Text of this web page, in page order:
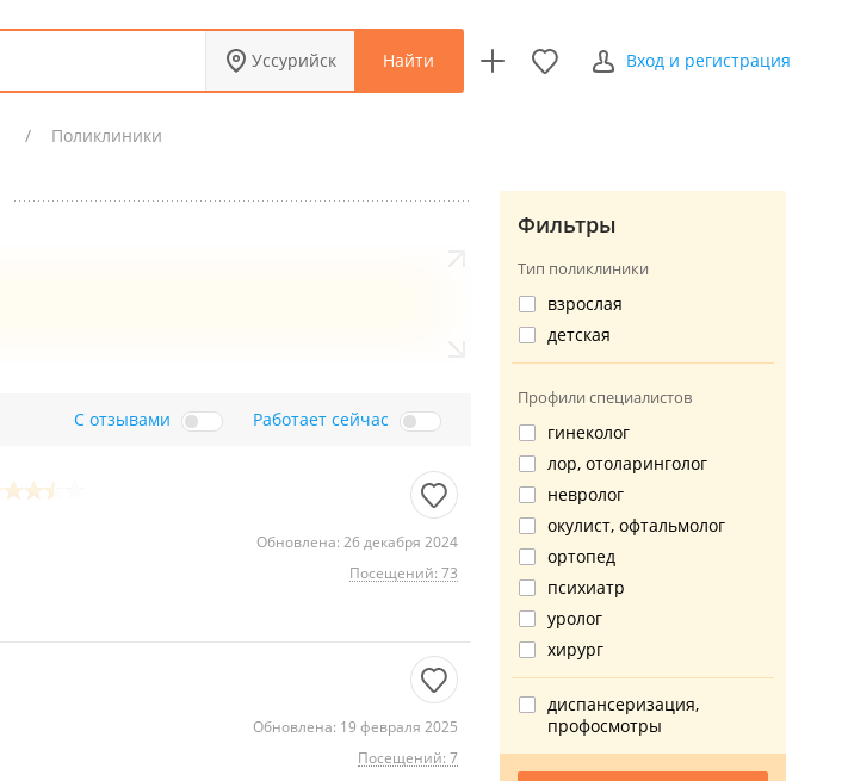
Уссурийск Найти Вход и регистрация
Поликлиники
С отзывами Работает сейчас
Обновлена: 26 декабря 2024
Посещений: 73
Обновлена: 19 февраля 2025
Посещений: 7
Фильтры
Тип поликлиники
взрослая
детская
Профили специалистов
гинеколог
лор, отоларинголог
невролог
окулист, офтальмолог
ортопед
психиатр
уролог
хирург
диспансеризация,
профосмотры